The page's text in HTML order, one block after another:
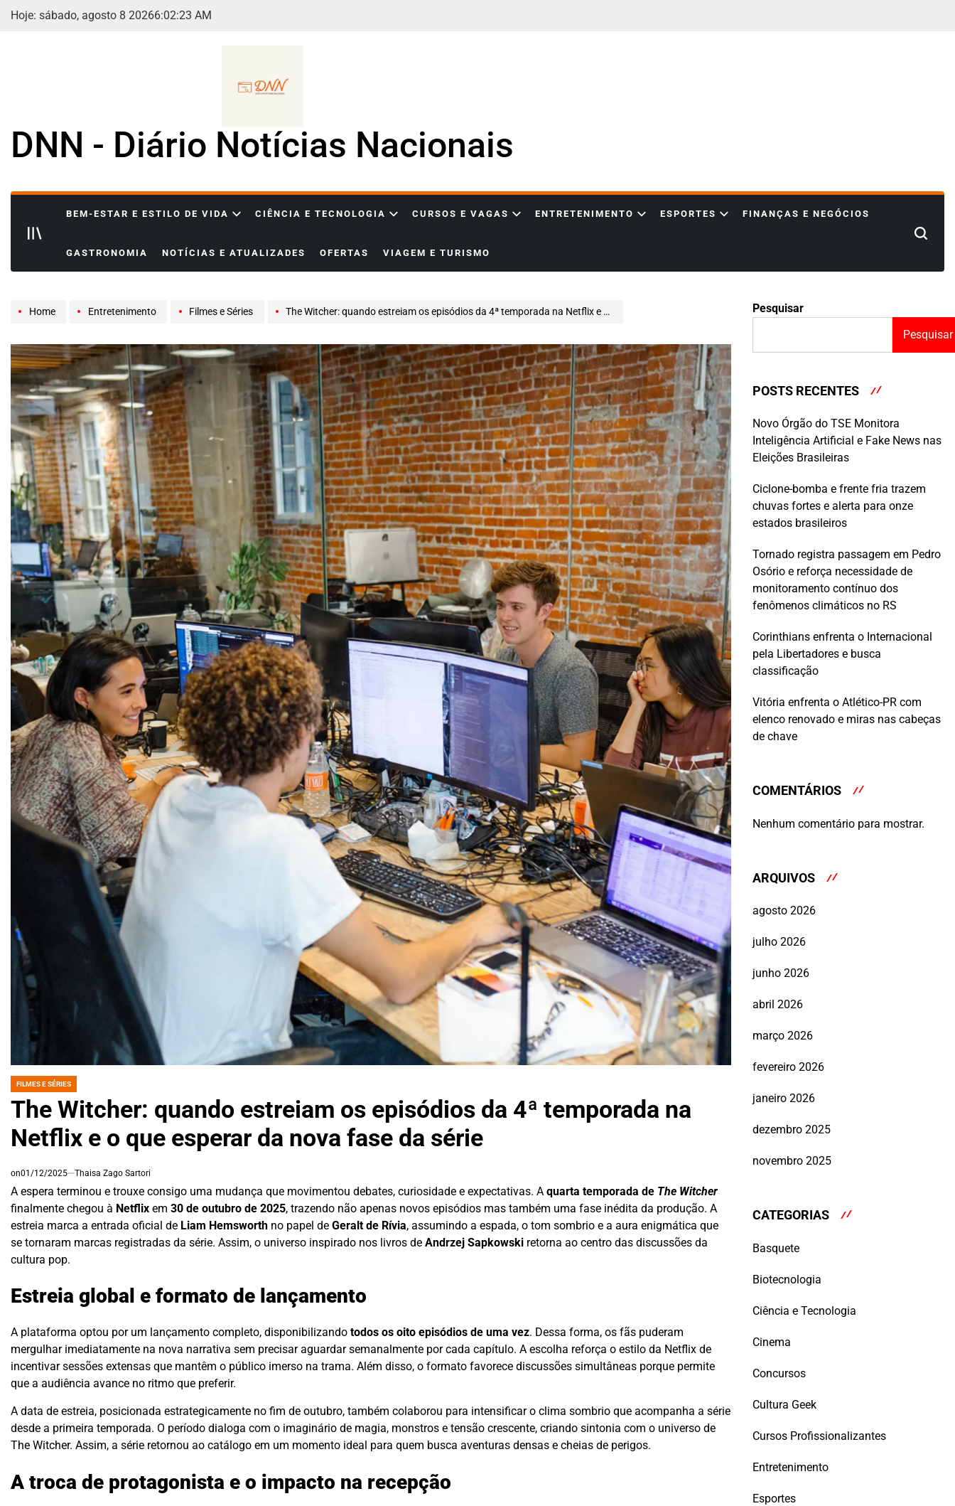
Skip
Hoje: sábado, agosto 8 20266:02:25 AM
DNN - Diário Notícias Nacionais
BEM-ESTAR E ESTILO DE VIDA CIÊNCIA E TECNOLOGIA CURSOS E VAGAS ENTRETENIMENTO ESPORTES FINANÇAS E NEGÓCIOS
GASTRONOMIA NOTÍCIAS E ATUALIZADES OFERTAS VIAGEM E TURISMO
Search
Home Entretenimento Filmes e Séries The Witcher: quando estreiam os episódios da 4ª temporada na Netflix e o que esperar da nova fase da série
POSTED
FILMES E SÉRIES
The Witcher: quando estreiam os episódios da 4ª temporada na
Netflix e o que esperar da nova fase da série
on01/12/2025 Thaisa Zago Sartori
A espera terminou e trouxe consigo uma mudança que movimentou debates, curiosidade e expectativas. A quarta temporada de The Witcher
finalmente chegou à Netflix em 30 de outubro de 2025, trazendo não apenas novos episódios mas também uma fase inédita da produção. A
estreia marca a entrada oficial de Liam Hemsworth no papel de Geralt de Rívia, assumindo a espada, o tom sombrio e a aura enigmática que
se tornaram marcas registradas da série. Assim, o universo inspirado nos livros de Andrzej Sapkowski retorna ao centro das discussões da
cultura pop.
Estreia global e formato de lançamento
A plataforma optou por um lançamento completo, disponibilizando todos os oito episódios de uma vez. Dessa forma, os fãs puderam
mergulhar imediatamente na nova narrativa sem precisar aguardar semanalmente por cada capítulo. A escolha reforça o estilo da Netflix de
incentivar sessões extensas que mantêm o público imerso na trama. Além disso, o formato favorece discussões simultâneas porque permite
que a audiência avance no ritmo que preferir.
A data de estreia, posicionada estrategicamente no fim de outubro, também colaborou para intensificar o clima sombrio que acompanha a série
desde a primeira temporada. O período dialoga com o imaginário de magia, monstros e tensão crescente, criando sintonia com o universo de
The Witcher. Assim, a série retornou ao catálogo em um momento ideal para quem busca aventuras densas e cheias de perigos.
A troca de protagonista e o impacto na recepção
Pesquisar
Pesquisar
POSTS RECENTES
Novo Órgão do TSE Monitora
Inteligência Artificial e Fake News nas
Eleições Brasileiras
Ciclone-bomba e frente fria trazem
chuvas fortes e alerta para onze
estados brasileiros
Tornado registra passagem em Pedro
Osório e reforça necessidade de
monitoramento contínuo dos
fenômenos climáticos no RS
Corinthians enfrenta o Internacional
pela Libertadores e busca
classificação
Vitória enfrenta o Atlético-PR com
elenco renovado e miras nas cabeças
de chave
COMENTÁRIOS
Nenhum comentário para mostrar.
ARQUIVOS
agosto 2026
julho 2026
junho 2026
abril 2026
março 2026
fevereiro 2026
janeiro 2026
dezembro 2025
novembro 2025
CATEGORIAS
Basquete
Biotecnologia
Ciência e Tecnologia
Cinema
Concursos
Cultura Geek
Cursos Profissionalizantes
Entretenimento
Esportes